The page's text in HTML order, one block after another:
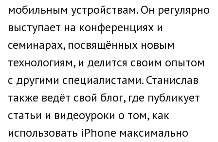
мобильным устройствам. Он регулярно
выступает на конференциях и
семинарах, посвящённых новым
технологиям, и делится своим опытом
с другими специалистами. Станислав
также ведёт свой блог, где публикует
статьи и видеоуроки о том, как
использовать iPhone максимально